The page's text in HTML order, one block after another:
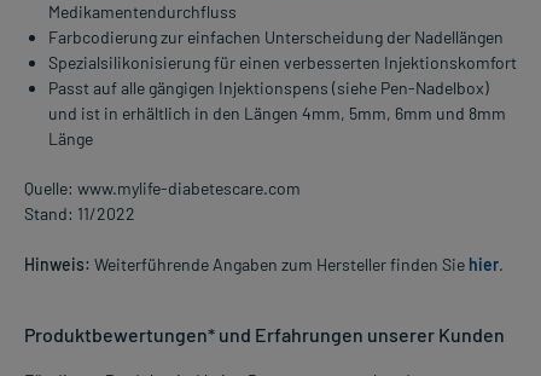
Medikamentendurchfluss
Farbcodierung zur einfachen Unterscheidung der Nadellängen
Spezialsilikonisierung für einen verbesserten Injektionskomfort
Passt auf alle gängigen Injektionspens (siehe Pen-Nadelbox)
und ist in erhältlich in den Längen 4mm, 5mm, 6mm und 8mm
Länge
Quelle: www.mylife-diabetescare.com
Stand: 11/2022
Hinweis: Weiterführende Angaben zum Hersteller finden Sie hier.
Produktbewertungen* und Erfahrungen unserer Kunden